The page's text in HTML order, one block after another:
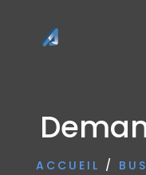
ACCUEIL /